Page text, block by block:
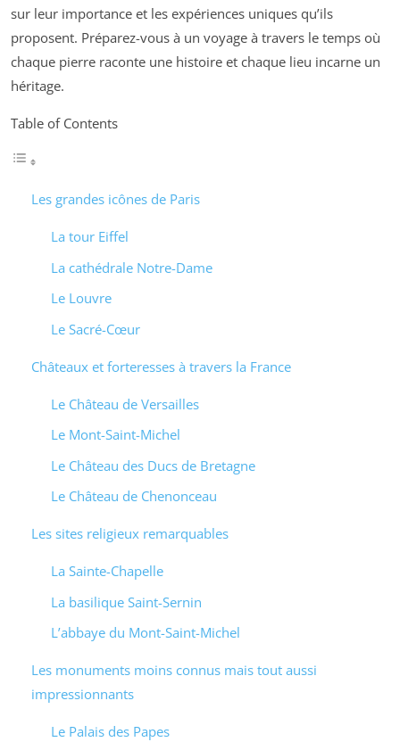
sur leur importance et les expériences uniques qu’ils
proposent. Préparez-vous à un voyage à travers le temps où
chaque pierre raconte une histoire et chaque lieu incarne un
héritage.
Table of Contents
Les grandes icônes de Paris
La tour Eiffel
La cathédrale Notre-Dame
Le Louvre
Le Sacré-Cœur
Châteaux et forteresses à travers la France
Le Château de Versailles
Le Mont-Saint-Michel
Le Château des Ducs de Bretagne
Le Château de Chenonceau
Les sites religieux remarquables
La Sainte-Chapelle
La basilique Saint-Sernin
L’abbaye du Mont-Saint-Michel
Les monuments moins connus mais tout aussi
impressionnants
Le Palais des Papes